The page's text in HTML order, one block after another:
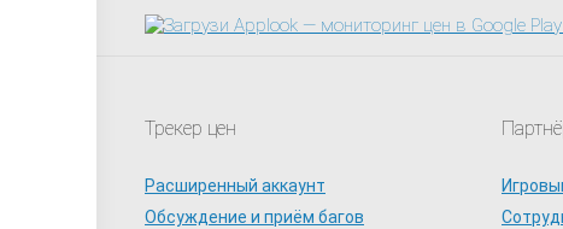
Трекер цен
Расширенный аккаунт
Обсуждение и приём багов